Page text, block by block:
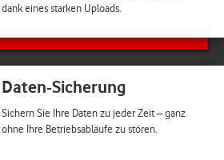
dank eines starken Uploads.
Daten-Sicherung
Sichern Sie Ihre Daten zu jeder Zeit – ganz
ohne Ihre Betriebsabläufe zu stören.